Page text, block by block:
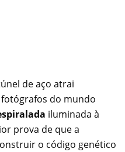
de aço atrai
do mundo
iluminada à
prova de que a
o código genético